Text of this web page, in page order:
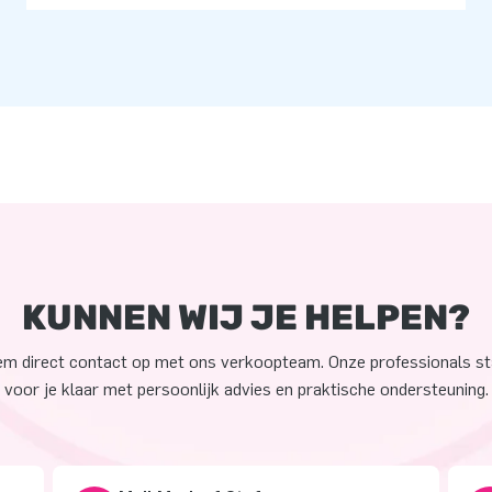
KUNNEN WIJ JE HELPEN?
direct contact op met ons verkoopteam. Onze professionals
voor je klaar met persoonlijk advies en praktische ondersteuning.